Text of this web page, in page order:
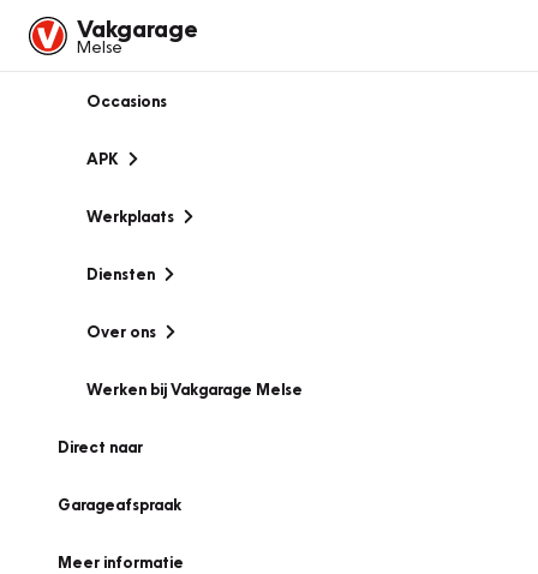
Vakgarage
Melse
Occasions
APK
Werkplaats
Diensten
Over ons
Werken bij Vakgarage Melse
Direct naar
Garageafspraak
Meer informatie